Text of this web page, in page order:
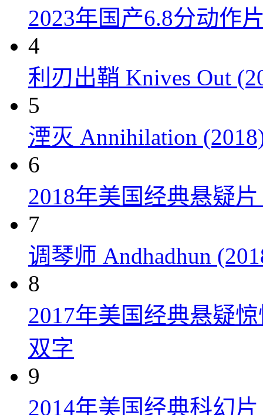
2023年国产6.8分动作
4
利刃出鞘 Knives Out
5
湮灭 Annihilation
6
2018年美国经典悬疑
7
调琴师 Andhadhun
8
2017年美国经典悬疑
双字
9
2014年美国经典科幻